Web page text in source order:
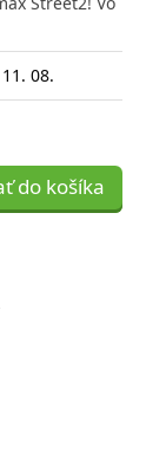
08.
do košíka